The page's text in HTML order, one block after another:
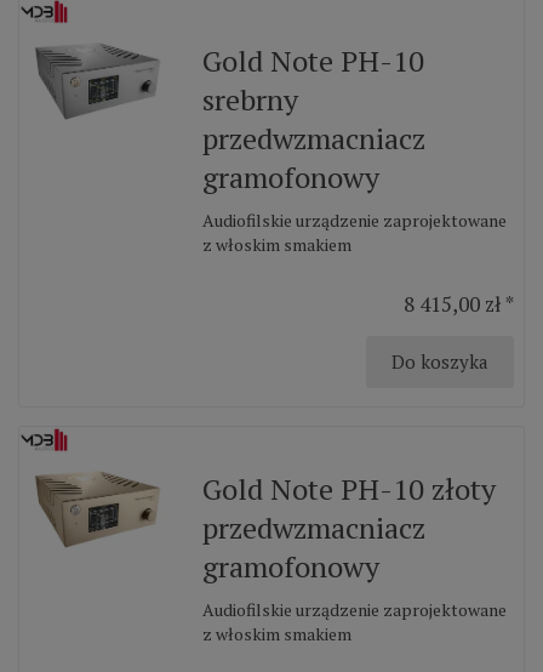
Gold Note PH-10
srebrny
przedwzmacniacz
gramofonowy
Audiofilskie urządzenie zaprojektowane
z włoskim smakiem
8 415,00 zł *
Do koszyka
Gold Note PH-10 złoty
przedwzmacniacz
gramofonowy
Audiofilskie urządzenie zaprojektowane
z włoskim smakiem